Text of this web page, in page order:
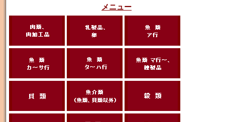
メニュー